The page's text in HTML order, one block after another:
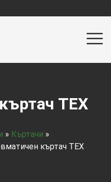
TEX
» Къртачи »
къртач TEX